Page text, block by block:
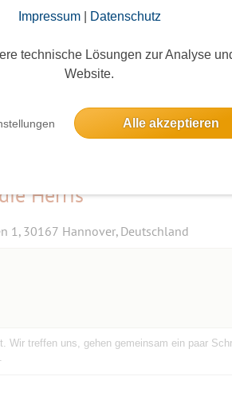
Impressum| Datenschutz
technische Lösungen zur Analyse
Website.
Alle akzeptieren
Anmeldefrist vorbei
noch? Und wer hat Lust mich zu begleiten?
müsste sich jeder selber. Würde
Herris
1, 30167 Hannover, Deutschland
Wir treffen uns, gehen gemeinsam ein paar